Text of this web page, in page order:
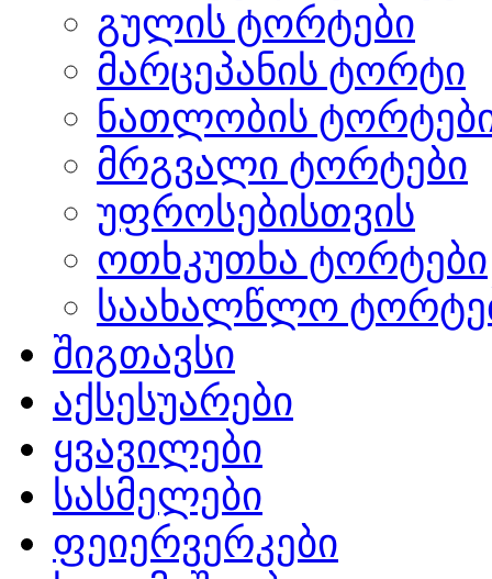
გულის ტორტები
მარცეპანის ტორტი
ნათლობის
მრგვალი ტორტები
უფროსებისთვის
ოთხკუთხა ტორტები
საახალწლო
შიგთავსი
აქსესუარები
ყვავილები
სასმელები
ფეიერვერკები